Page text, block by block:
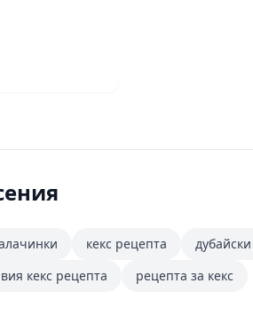
кекс рецепта
кекс рецепта рецепта за кекс